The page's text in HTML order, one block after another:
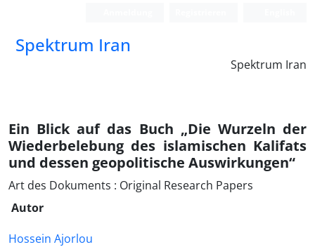
Spektrum Iran
Spektrum Iran
Ein Blick auf das Buch „Die Wurzeln der
Wiederbelebung des islamischen Kalifats
und dessen geopolitische Auswirkungen“
Art des Dokuments : Original Research Papers
Autor
Hossein Ajorlou